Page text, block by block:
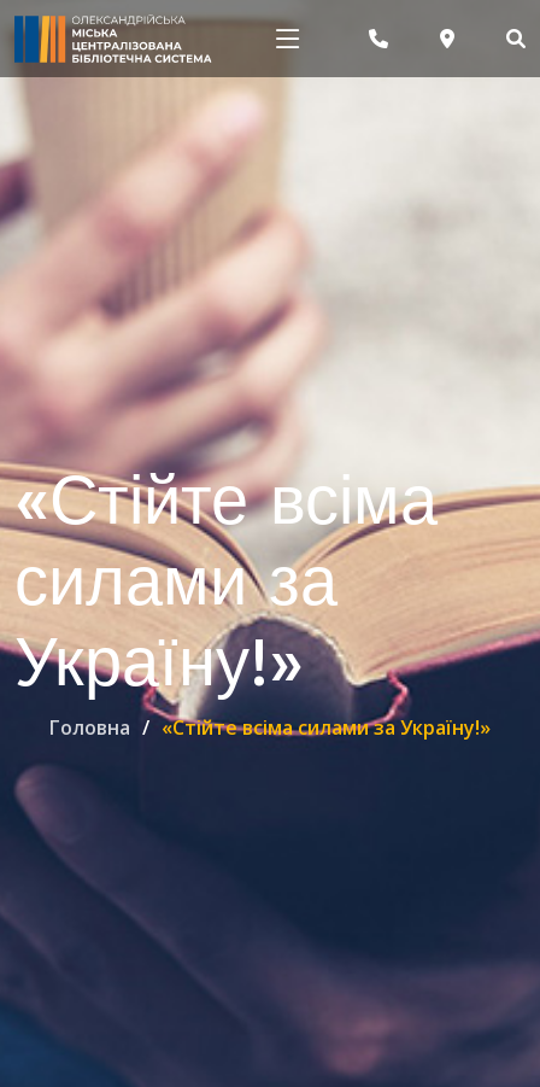
«Стійте всіма
силами за
Україну!»
Головна «Стійте всіма силами за Україну!»